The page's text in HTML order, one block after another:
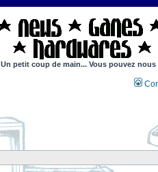
Un petit coup de main... Vous pouvez